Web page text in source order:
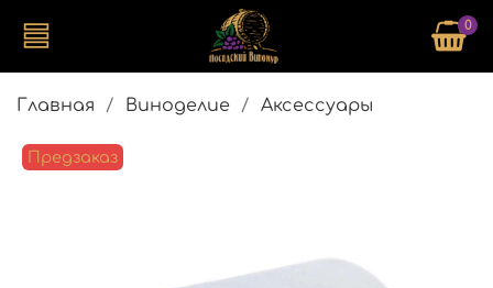
0
Главная Виноделие Аксессуары
Предзаказ